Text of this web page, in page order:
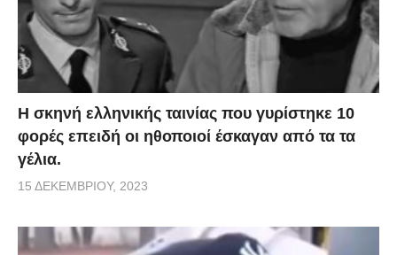
H σκηνή ελληνικής ταινίας που γυρίστηκε 10
φορές επειδή οι ηθοποιοί έσκαγαν από τα τα
γέλια.
15 ΔΕΚΕΜΒΡΊΟΥ, 2023